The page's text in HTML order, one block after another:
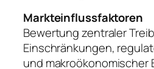
Markteinflussfaktoren
Bewertung zentraler
Einschränkungen,
und makroökonomischer